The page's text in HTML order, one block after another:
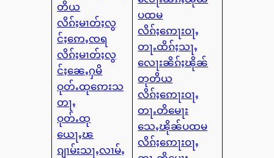
တိယ
လိၵ်ႈမၢတ်ႈလွ
င်ႈဢေႇၸရ
လိၵ်ႈမၢတ်ႈလွ
င်ႈၼေႇႁမိ
ဝုတ်ႉထုဢေးသ
တႃႇ
ဝုတ်ႉထု
ယေႃႇၽ
ၵျၢမ်းသႃႇလၢမ်ႇ
ပထမ
လိၵ်ႈဢေႃးဝႃႇ
တႃႉထိၵ်ႈသႃႇ
လေႃးၼိၵ်ႈၽိုၼ်
တုတိယ
လိၵ်ႈဢေႃးဝႃႇ
တႃႉတိမေႃး
သေႇၽိုၼ်ပထမ
လိၵ်ႈဢေႃးဝႃႇ